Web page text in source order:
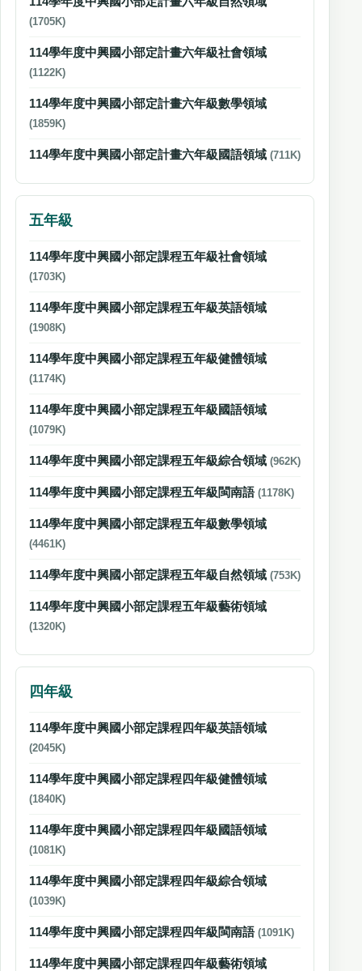
(1705K)
114學年度中興國小部定計畫六年級社會領域
(1122K)
114學年度中興國小部定計畫六年級數學領域
(1859K)
114學年度中興國小部定計畫六年級國語領域 (711K)
五年級
114學年度中興國小部定課程五年級社會領域
(1703K)
114學年度中興國小部定課程五年級英語領域
(1908K)
114學年度中興國小部定課程五年級健體領域
(1174K)
114學年度中興國小部定課程五年級國語領域
(1079K)
114學年度中興國小部定課程五年級綜合領域 (962K)
114學年度中興國小部定課程五年級閩南語 (1178K)
114學年度中興國小部定課程五年級數學領域
(4461K)
114學年度中興國小部定課程五年級自然領域 (753K)
114學年度中興國小部定課程五年級藝術領域
(1320K)
四年級
114學年度中興國小部定課程四年級英語領域
(2045K)
114學年度中興國小部定課程四年級健體領域
(1840K)
114學年度中興國小部定課程四年級國語領域
(1081K)
114學年度中興國小部定課程四年級綜合領域
(1039K)
114學年度中興國小部定課程四年級閩南語 (1091K)
114學年度中興國小部定課程四年級藝術領域